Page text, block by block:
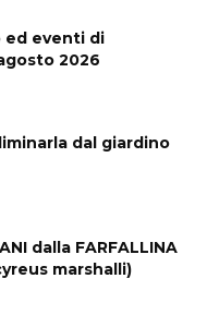
ed eventi di
2026
dal giardino
dalla FARFALLINA
marshalli)